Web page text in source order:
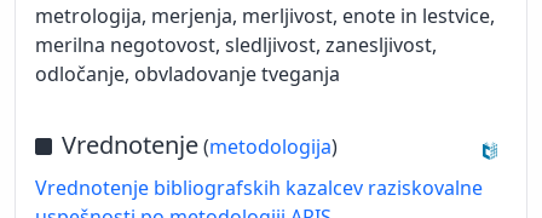
metrologija, merjenja, merljivost, enote in lestvice,
merilna negotovost, sledljivost, zanesljivost,
odločanje, obvladovanje tveganja
Vrednotenje(metodologija)
Vrednotenje bibliografskih kazalcev raziskovalne